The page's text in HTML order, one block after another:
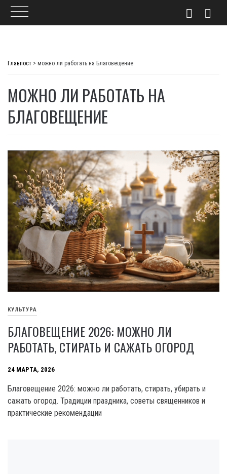
Главпост > можно ли работать на Благовещение
МОЖНО ЛИ РАБОТАТЬ НА
БЛАГОВЕЩЕНИЕ
КУЛЬТУРА
БЛАГОВЕЩЕНИЕ 2026: МОЖНО ЛИ
РАБОТАТЬ, СТИРАТЬ И САЖАТЬ ОГОРОД
24 МАРТА, 2026
Благовещение 2026: можно ли работать, стирать, убирать и
сажать огород. Традиции праздника, советы священников и
практические рекомендации